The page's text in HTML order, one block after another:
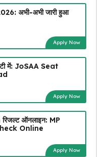
अभी-अभी जारी हुआ
Apply Now
में: JoSAA Seat
Apply Now
ऑनलाइन: MP
Online
Apply Now